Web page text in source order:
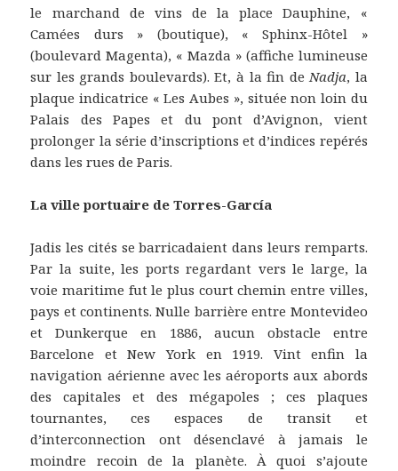
le marchand de vins de la place Dauphine, «
Camées durs » (boutique), « Sphinx-Hôtel »
(boulevard Magenta), « Mazda » (affiche lumineuse
sur les grands boulevards). Et, à la fin deNadja, la
plaque indicatrice « Les Aubes », située non loin du
Palais des Papes et du pont d’Avignon, vient
prolonger la série d’inscriptions et d’indices repérés
dans les rues de Paris.
La ville portuaire de Torres-García
Jadis les cités se barricadaient dans leurs remparts.
Par la suite, les ports regardant vers le large, la
voie maritime fut le plus court chemin entre villes,
pays et continents. Nulle barrière entre Montevideo
et Dunkerque en 1886, aucun obstacle entre
Barcelone et New York en 1919. Vint enfin la
navigation aérienne avec les aéroports aux abords
des capitales et des mégapoles ; ces plaques
tournantes, ces espaces de transit et
d’interconnection ont désenclavé à jamais le
moindre recoin de la planète. À quoi s’ajoute